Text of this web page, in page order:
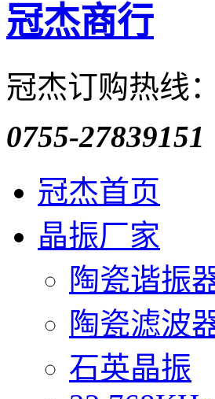
冠杰商行
冠杰订购热线：
0755-27839151
冠杰首页
晶振厂家
陶瓷谐振
陶瓷滤波
石英晶振